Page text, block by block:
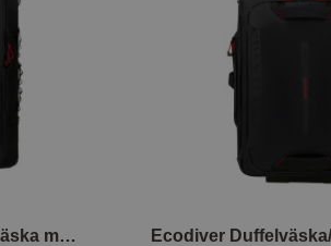
Ecodiver 4-in-1 Duffelväska med hjul Svart Ecodiver